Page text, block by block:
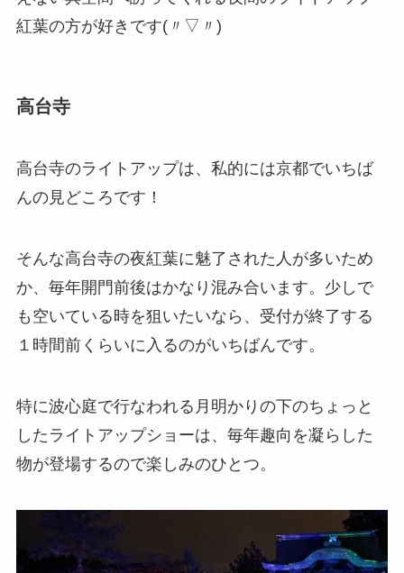
紅葉の方が好きです(〃▽〃)
高台寺
高台寺のライトアップは、私的には京都でいちば
んの見どころです！
そんな高台寺の夜紅葉に魅了された人が多いため
か、毎年開門前後はかなり混み合います。少しで
も空いている時を狙いたいなら、受付が終了する
１時間前くらいに入るのがいちばんです。
特に波心庭で行なわれる月明かりの下のちょっと
したライトアップショーは、毎年趣向を凝らした
物が登場するので楽しみのひとつ。